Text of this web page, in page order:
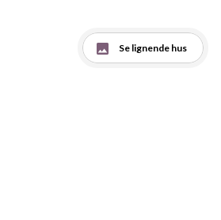
Se lignende hus